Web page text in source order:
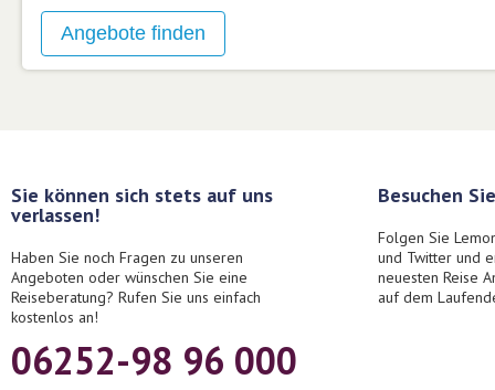
Sie können sich stets auf uns
verlassen!
Haben Sie noch Fragen zu unseren
Angeboten oder wünschen Sie eine
Reiseberatung? Rufen Sie uns einfach
kostenlos an!
06252-98 96 000
Besuchen
Folgen Sie
und Twitter und
neuesten Reise
auf dem